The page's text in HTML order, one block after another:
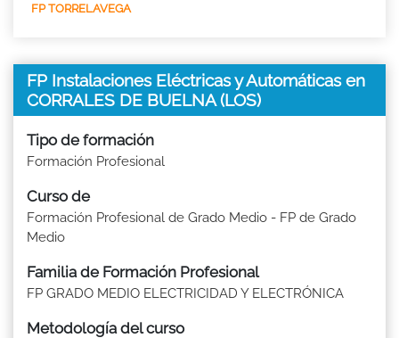
FP TORRELAVEGA
FP Instalaciones Eléctricas y Automáticas en
CORRALES DE BUELNA (LOS)
Tipo de formación
Formación Profesional
Curso de
Formación Profesional de Grado Medio - FP de Grado
Medio
Familia de Formación Profesional
FP GRADO MEDIO ELECTRICIDAD Y ELECTRÓNICA
Metodología del curso